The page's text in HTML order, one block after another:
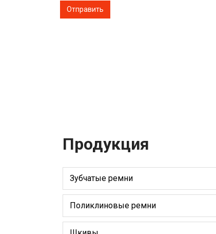
Продукция
Зубчатые ремни
Поликлиновые ремни